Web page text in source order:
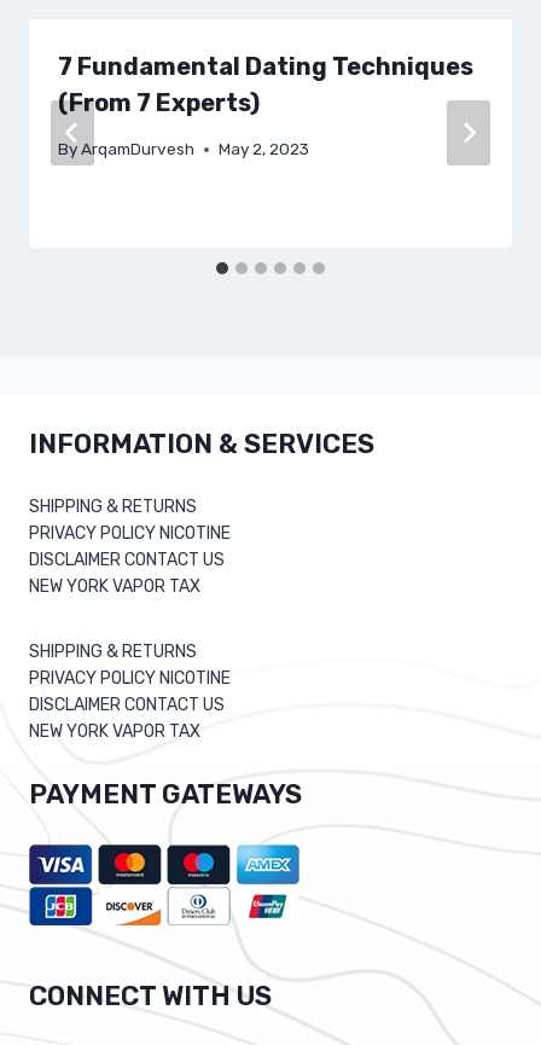
7 Fundamental Dating Techniques
(From 7 Experts)
ByArqamDurvesh May 2, 2023
INFORMATION & SERVICES
SHIPPING & RETURNS
PRIVACY POLICY NICOTINE
DISCLAIMER CONTACT US
NEW YORK VAPOR TAX
SHIPPING & RETURNS
PRIVACY POLICY NICOTINE
DISCLAIMER CONTACT US
NEW YORK VAPOR TAX
PAYMENT GATEWAYS
CONNECT WITH US